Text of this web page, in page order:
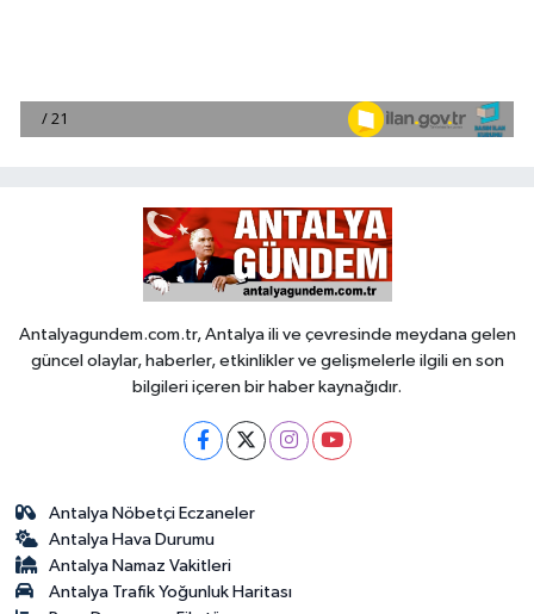
Antalyagundem.com.tr, Antalya ili ve çevresinde meydana gelen
güncel olaylar, haberler, etkinlikler ve gelişmelerle ilgili en son
bilgileri içeren bir haber kaynağıdır.
Antalya Nöbetçi Eczaneler
Antalya Hava Durumu
Antalya Namaz Vakitleri
Antalya Trafik Yoğunluk Haritası